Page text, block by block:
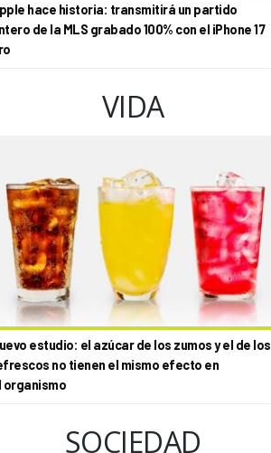
hace historia: transmitirá un partido
de la MLS grabado 100% con el iPhone 17
VIDA
estudio: el azúcar de los zumos y el de los
no tienen el mismo efecto en
organismo
SOCIEDAD